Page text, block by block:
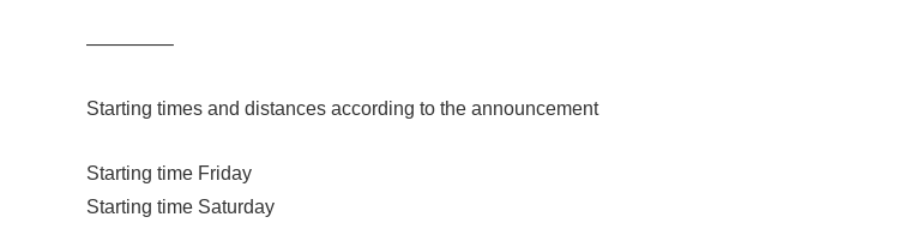
————–
Starting times and distances according to the announcement
Starting time Friday
Starting time Saturday